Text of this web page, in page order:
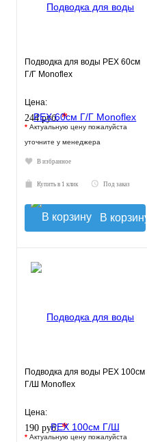
Подводка для воды РЕХ 60см
Г/Г Monoflex
Цена:
244 руб.*
* Актуальную цену пожалуйста
уточните у менеджера
В избранное
Купить в 1 клик Под заказ
В корзину
Подводка для воды РЕХ 100см
Г/Ш Monoflex
Цена:
190 руб.*
* Актуальную цену пожалуйста